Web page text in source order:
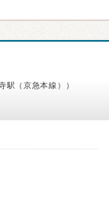
駅（京急本線））